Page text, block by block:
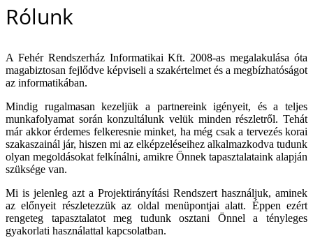
Rólunk
A Fehér Rendszerház Informatikai Kft. 2008-as megalakulása óta
magabiztosan fejlődve képviseli a szakértelmet és a megbízhatóságot
az informatikában.
Mindig rugalmasan kezeljük a partnereink igényeit, és a teljes
munkafolyamat során konzultálunk velük minden részletről. Tehát
már akkor érdemes felkeresnie minket, ha még csak a tervezés korai
szakaszainál jár, hiszen mi az elképzeléseihez alkalmazkodva tudunk
olyan megoldásokat felkínálni, amikre Önnek tapasztalataink alapján
szüksége van.
Mi is jelenleg azt a Projektirányítási Rendszert használjuk, aminek
az előnyeit részletezzük az oldal menüpontjai alatt. Éppen ezért
rengeteg tapasztalatot meg tudunk osztani Önnel a tényleges
gyakorlati használattal kapcsolatban.